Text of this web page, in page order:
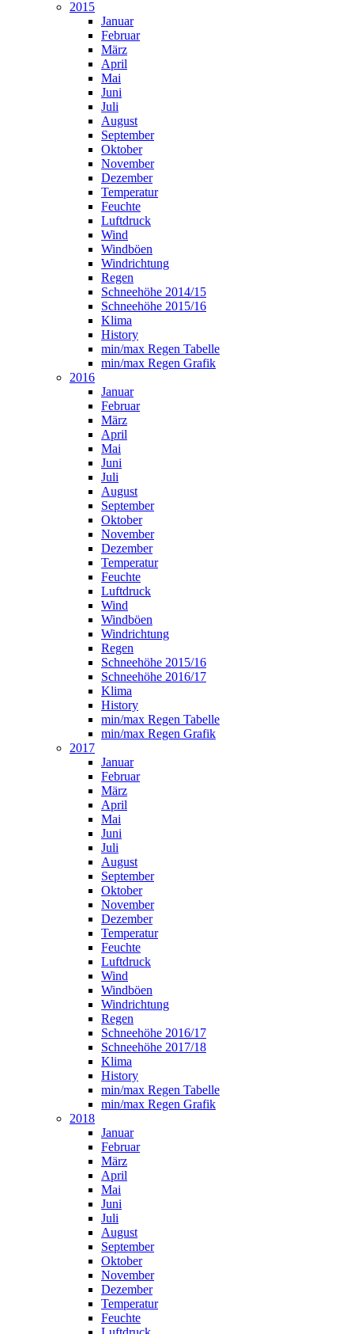
2015
Januar
Februar
März
April
Mai
Juni
Juli
August
September
Oktober
November
Dezember
Temperatur
Feuchte
Luftdruck
Wind
Windböen
Windrichtung
Regen
Schneehöhe 2014/15
Schneehöhe 2015/16
Klima
History
min/max Regen Tabelle
min/max Regen Grafik
2016
Januar
Februar
März
April
Mai
Juni
Juli
August
September
Oktober
November
Dezember
Temperatur
Feuchte
Luftdruck
Wind
Windböen
Windrichtung
Regen
Schneehöhe 2015/16
Schneehöhe 2016/17
Klima
History
min/max Regen Tabelle
min/max Regen Grafik
2017
Januar
Februar
März
April
Mai
Juni
Juli
August
September
Oktober
November
Dezember
Temperatur
Feuchte
Luftdruck
Wind
Windböen
Windrichtung
Regen
Schneehöhe 2016/17
Schneehöhe 2017/18
Klima
History
min/max Regen Tabelle
min/max Regen Grafik
2018
Januar
Februar
März
April
Mai
Juni
Juli
August
September
Oktober
November
Dezember
Temperatur
Feuchte